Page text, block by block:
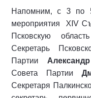
Напомним, с 3 по
мероприятия XIV
Псковскую
Секретарь
Партии
Совета Партии
Секретаря